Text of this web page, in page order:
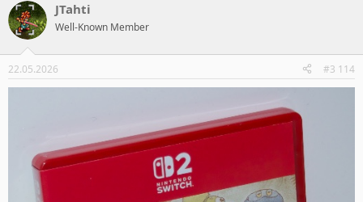
c
t
i
s
:
JTahti
Well-Known Member
22.05.2026 #3 114